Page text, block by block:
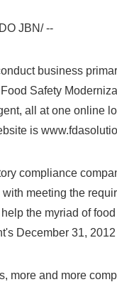
JBN/ --
business
Safety
all at one online
is
compliance
meeting the
the myriad of
December 31,
and more